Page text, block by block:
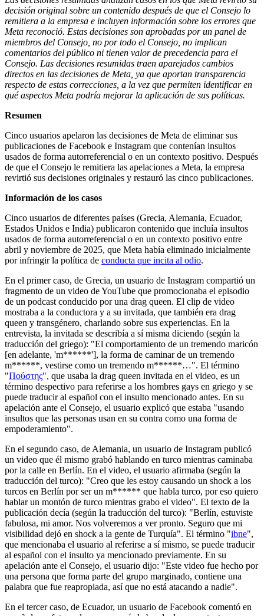
decisión original sobre un contenido después de que el Consejo lo
remitiera a la empresa e incluyen información sobre los errores que
Meta reconoció. Estas decisiones son aprobadas por un panel de
miembros del Consejo, no por todo el Consejo, no implican
comentarios del público ni tienen valor de precedencia para el
Consejo. Las decisiones resumidas traen aparejados cambios
directos en las decisiones de Meta, ya que aportan transparencia
respecto de estas correcciones, a la vez que permiten identificar en
qué aspectos Meta podría mejorar la aplicación de sus políticas.
Resumen
Cinco usuarios apelaron las decisiones de Meta de eliminar sus
publicaciones de Facebook e Instagram que contenían insultos
usados de forma autorreferencial o en un contexto positivo. Después
de que el Consejo le remitiera las apelaciones a Meta, la empresa
revirtió sus decisiones originales y restauró las cinco publicaciones.
Información de los casos
Cinco usuarios de diferentes países (Grecia, Alemania, Ecuador,
Estados Unidos e India) publicaron contenido que incluía insultos
usados de forma autorreferencial o en un contexto positivo entre
abril y noviembre de 2025, que Meta había eliminado inicialmente
por infringir la política de conducta que incita al odio.
En el primer caso, de Grecia, un usuario de Instagram compartió un
fragmento de un video de YouTube que promocionaba el episodio
de un podcast conducido por una drag queen. El clip de video
mostraba a la conductora y a su invitada, que también era drag
queen y transgénero, charlando sobre sus experiencias. En la
entrevista, la invitada se describía a sí misma diciendo (según la
traducción del griego): "El comportamiento de un tremendo maricón
[en adelante, 'm******'], la forma de caminar de un tremendo
m******, vestirse como un tremendo m******…". El término
"Πούστης", que usaba la drag queen invitada en el video, es un
término despectivo para referirse a los hombres gays en griego y se
puede traducir al español con el insulto mencionado antes. En su
apelación ante el Consejo, el usuario explicó que estaba "usando
insultos que las personas usan en su contra como una forma de
empoderamiento".
En el segundo caso, de Alemania, un usuario de Instagram publicó
un video que él mismo grabó hablando en turco mientras caminaba
por la calle en Berlín. En el video, el usuario afirmaba (según la
traducción del turco): "Creo que les estoy causando un shock a los
turcos en Berlín por ser un m****** que habla turco, por eso quiero
hablar un montón de turco mientras grabo el video". El texto de la
publicación decía (según la traducción del turco): "Berlín, estuviste
fabulosa, mi amor. Nos volveremos a ver pronto. Seguro que mi
visibilidad dejó en shock a la gente de Turquía". El término "ibne",
que mencionaba el usuario al referirse a sí mismo, se puede traducir
al español con el insulto ya mencionado previamente. En su
apelación ante el Consejo, el usuario dijo: "Este video fue hecho por
una persona que forma parte del grupo marginado, contiene una
palabra que fue reapropiada, así que no está atacando a nadie".
En el tercer caso, de Ecuador, un usuario de Facebook comentó en